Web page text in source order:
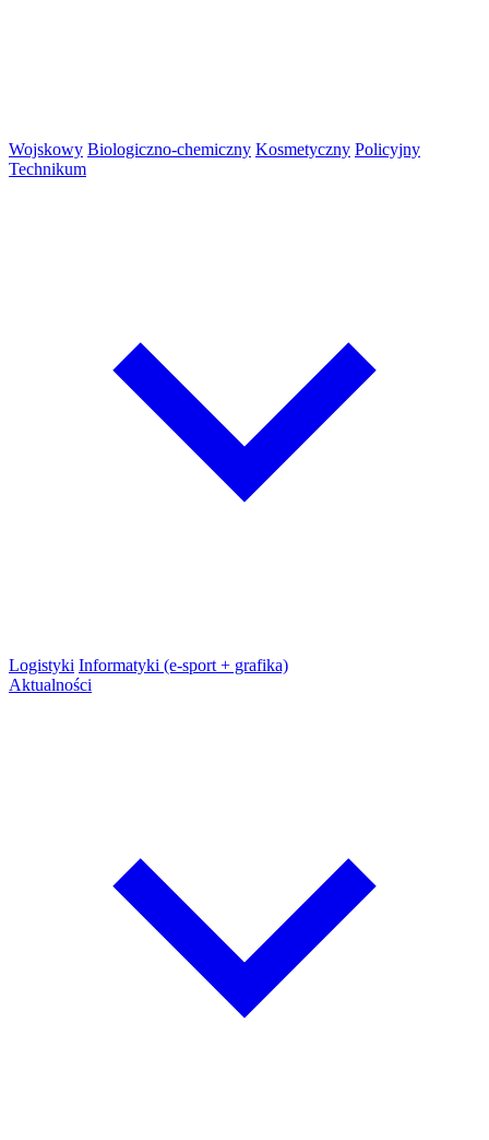
Wojskowy Biologiczno-chemiczny Kosmetyczny Policyjny
Technikum
Logistyki Informatyki (e-sport + grafika)
Aktualności